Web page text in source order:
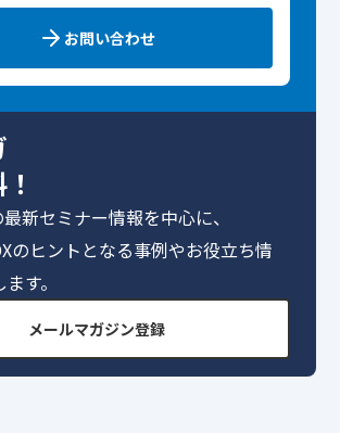
お問い合わせ
新セミナー情報を中心に、
のヒントとなる事例やお役立ち情
す。
メールマガジン登録